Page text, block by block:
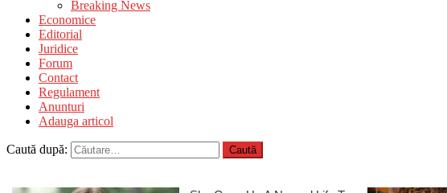
Breaking News
Economice
Editorial
Juridice
Forum
Contact
Regulament
Anunturi
Adauga articol
Caută după: